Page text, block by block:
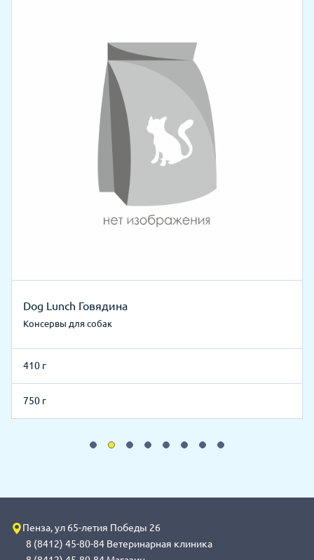
Dog Lunch Говядина
Консервы для собак
410 г
750 г
Пенза, ул 65-летия Победы 26
8 (8412) 45-80-84 Ветеринарная клиника